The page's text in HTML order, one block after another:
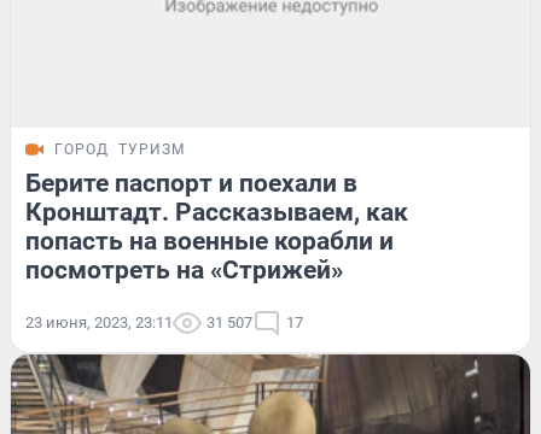
ГОРОД ТУРИЗМ
Берите паспорт и поехали в
Кронштадт. Рассказываем, как
попасть на военные корабли и
посмотреть на «Стрижей»
23 июня, 2023, 23:11 31 507 17